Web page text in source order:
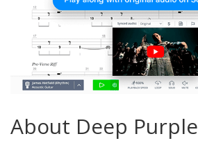
About Deep Purple